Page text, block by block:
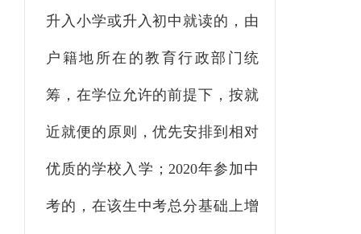
升入小学或升入初中就读的，由
户籍地所在的教育行政部门统
筹，在学位允许的前提下，按就
近就便的原则，优先安排到相对
优质的学校入学； 2020年参加中
考的，在该生中考总分基础上增